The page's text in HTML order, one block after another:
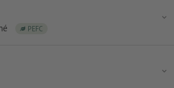
PEFC